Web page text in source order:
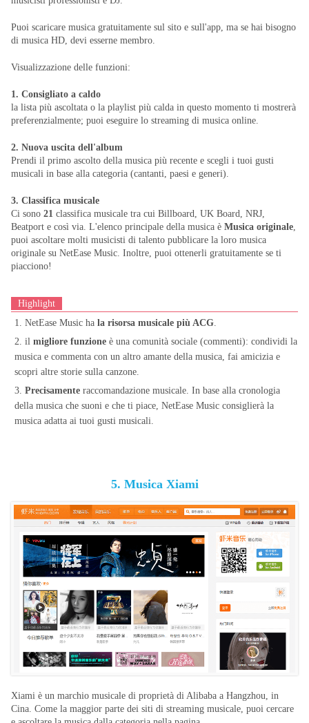
Puoi scaricare musica gratuitamente sul sito e sull'app, ma se hai bisogno
di musica HD, devi esserne membro.
Visualizzazione delle funzioni:
1. Consigliato a caldo
la lista più ascoltata o la playlist più calda in questo momento ti mostrerà
preferenzialmente; puoi eseguire lo streaming di musica online.
2. Nuova uscita dell'album
Prendi il primo ascolto della musica più recente e scegli i tuoi gusti
musicali in base alla categoria (cantanti, paesi e generi).
3. Classifica musicale
Ci sono 21 classifica musicale tra cui Billboard, UK Board, NRJ,
Beatport e così via. L'elenco principale della musica è Musica originale,
puoi ascoltare molti musicisti di talento pubblicare la loro musica
originale su NetEase Music. Inoltre, puoi ottenerli gratuitamente se ti
piacciono!
Highlight
1. NetEase Music ha la risorsa musicale più ACG.
2. il migliore funzione è una comunità sociale (commenti): condividi la
musica e commenta con un altro amante della musica, fai amicizia e
scopri altre storie sulla canzone.
3. Precisamente raccomandazione musicale. In base alla cronologia
della musica che suoni e che ti piace, NetEase Music consiglierà la
musica adatta ai tuoi gusti musicali.
5. Musica Xiami
Xiami è un marchio musicale di proprietà di Alibaba a Hangzhou, in
Cina. Come la maggior parte dei siti di streaming musicale, puoi cercare